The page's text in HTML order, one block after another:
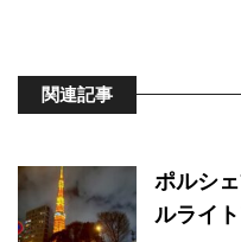
関連記事
ポルシ
ルライ